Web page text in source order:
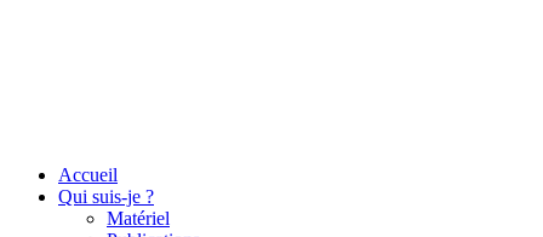
Accueil
Qui suis-je ?
Matériel